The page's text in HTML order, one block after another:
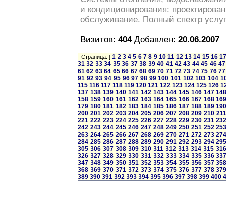
и кондиционирования:
обслуживание. Полный спектр
Визитов: 404Добавлен: 20.06.2007
Страница: [1 2 3 4 5 6 7 8 9 10 11 12 13 14 15 16
31 32 33 34 35 36 37 38 39 40 41 42 43 44 45 46 47
61 62 63 64 65 66 67 68 69 70 71 72 73 74 75 76 77
91 92 93 94 95 96 97 98 99 100 101 102 103 104
115 116 117 118 119 120 121 122 123 124 125 126
137 138 139 140 141 142 143 144 145 146 147
158 159 160 161 162 163 164 165 166 167 168
179 180 181 182 183 184 185 186 187 188 189
200 201 202 203 204 205 206 207 208 209 210 211
221 222 223 224 225 226 227 228 229 230 231
242 243 244 245 246 247 248 249 250 251 252
263 264 265 266 267 268 269 270 271 272 273
284 285 286 287 288 289 290 291 292 293 294
305 306 307 308 309 310 311 312 313 314 315 316
326 327 328 329 330 331 332 333 334 335 336
347 348 349 350 351 352 353 354 355 356 357
368 369 370 371 372 373 374 375 376 377 378
389 390 391 392 393 394 395 396 397 398 399 400